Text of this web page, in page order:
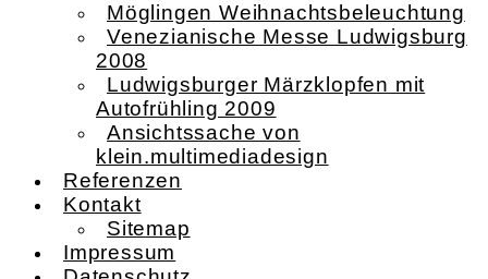
Möglingen Weihnachtsbeleuchtung
Venezianische Messe Ludwigsburg
2008
Ludwigsburger Märzklopfen mit
Autofrühling 2009
Ansichtssache von
klein.multimediadesign
Referenzen
Kontakt
Sitemap
Impressum